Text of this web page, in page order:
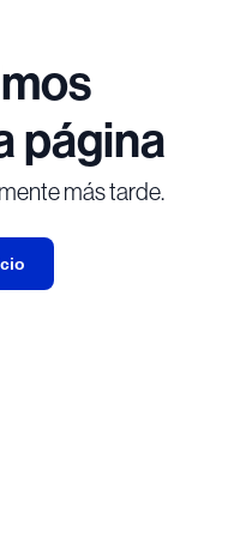
página
más tarde.